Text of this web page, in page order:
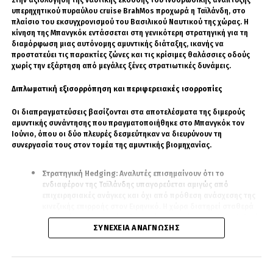
υπερηχητικού πυραύλου cruise BrahMos προχωρά η Ταϊλάνδη, στο
πλαίσιο του εκσυγχρονισμού του Βασιλικού Ναυτικού της χώρας. Η
κίνηση της Μπανγκόκ εντάσσεται στη γενικότερη στρατηγική για τη
διαμόρφωση μιας αυτόνομης αμυντικής διάταξης, ικανής να
προστατεύει τις παρακτίες ζώνες και τις κρίσιμες θαλάσσιες οδούς
χωρίς την εξάρτηση από μεγάλες ξένες στρατιωτικές δυνάμεις.
Διπλωματική εξισορρόπηση και περιφερειακές ισορροπίες
Οι διαπραγματεύσεις βασίζονται στα αποτελέσματα της διμερούς
αμυντικής συνάντησης που πραγματοποιήθηκε στο Μπανγκόκ τον
Ιούνιο, όπου οι δύο πλευρές δεσμεύτηκαν να διευρύνουν τη
συνεργασία τους στον τομέα της αμυντικής βιομηχανίας.
Στρατηγική Hedging:Αναλυτές επισημαίνουν ότι το
ενδιαφέρον της Ταϊλάνδης υπαγορεύεται αμιγώς από
πολιτική «στρατηγικής εξισορρόπησης» (strategic hedging),
διατηρώντας στενούς οικονομικούς και εξοπλιστικούς
δεσμούς με το Πεκίνο, ενώ παράλληλα διαφυλάσσει τις
ΣΥΝΈΧΕΙΑ ΑΝΆΓΝΩΣΗΣ